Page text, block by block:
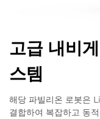
고급 내비
스템
해당 파빌리온 로봇은
결합하여 복잡하고 동